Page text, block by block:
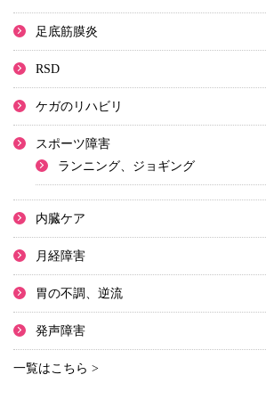
足底筋膜炎
RSD
ケガのリハビリ
スポーツ障害
ランニング、ジョギング
内臓ケア
月経障害
胃の不調、逆流
発声障害
一覧はこちら >